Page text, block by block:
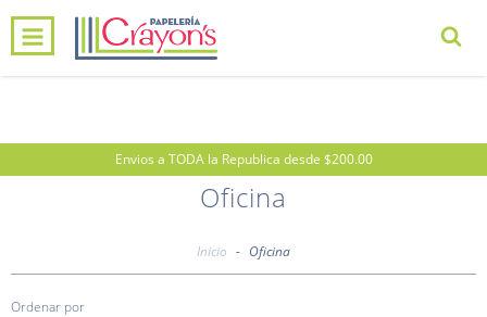
INICIO 0
Envios a TODA la Republica desde $200.00
Oficina
Inicio - Oficina
Ordenar por